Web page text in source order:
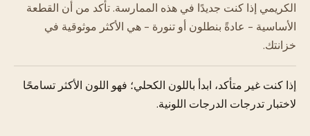
الكريمي إذا كنت جديدًا في هذه الممارسة. تأكد من أن القطعة
الأساسية - عادةً بنطلون أو تنورة - هي الأكثر موثوقية في
خزانتك.
إذا كنت غير متأكد، ابدأ باللون الكحلي؛ فهو اللون الأكثر تسامحًا
لاختبار تدرجات الدرجات اللونية.